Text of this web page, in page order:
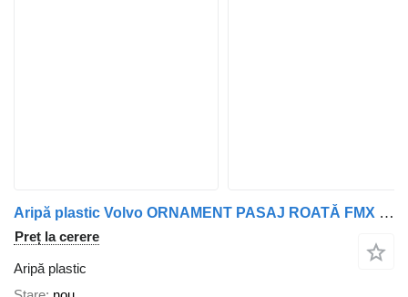
Aripă plastic Volvo ORNAMENT PASAJ ROATĂ FMX (CABINĂ SCURTĂ) pentru automobil Volvo X (from 2021) FM5
Preț la cerere
Aripă plastic